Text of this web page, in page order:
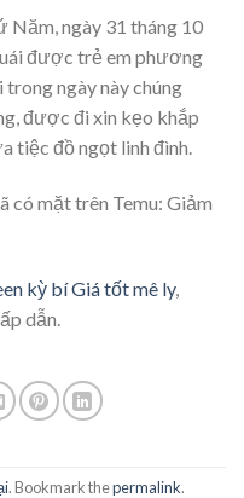
Năm, ngày 31 tháng 10
được trẻ em phương
ngày này chúng
được đi xin kẹo khắp
tiệc đồ ngọt linh đình.
có mặt trên Temu: Giảm
kỳ bí Giá tốt mê ly,
dẫn.
. Bookmark thepermalink.